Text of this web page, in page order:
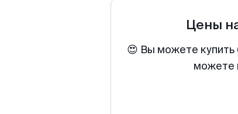
Цены
😍 Вы можете
можете